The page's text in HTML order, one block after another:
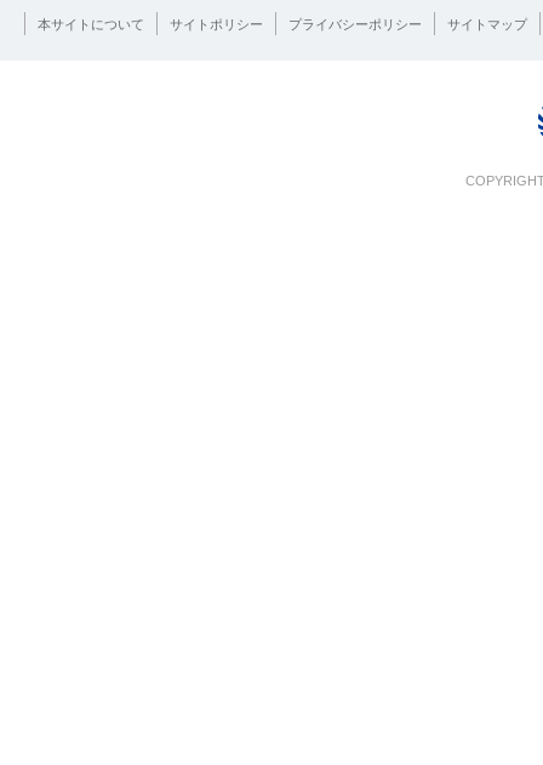
本サイトについて サイトポリシー プライバシーポリシー サイトマップ